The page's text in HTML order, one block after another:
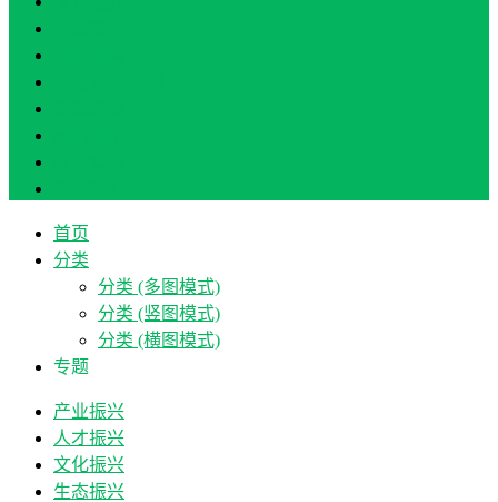
首页
分类
分类 (多图模式)
分类 (竖图模式)
分类 (横图模式)
专题
产业振兴
人才振兴
文化振兴
生态振兴